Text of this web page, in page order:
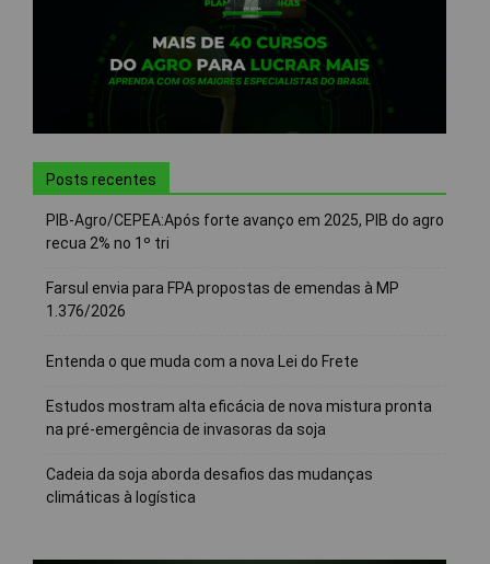
Posts recentes
PIB-Agro/CEPEA:Após forte avanço em 2025, PIB do agro
recua 2% no 1º tri
Farsul envia para FPA propostas de emendas à MP
1.376/2026
Entenda o que muda com a nova Lei do Frete
Estudos mostram alta eficácia de nova mistura pronta
na pré-emergência de invasoras da soja
Cadeia da soja aborda desafios das mudanças
climáticas à logística